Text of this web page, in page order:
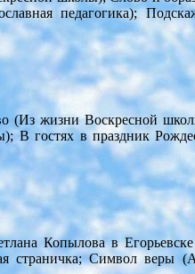
педагогика);
(Из жизни Воскресной
В гостях в праздник
Копылова в
Символ веры